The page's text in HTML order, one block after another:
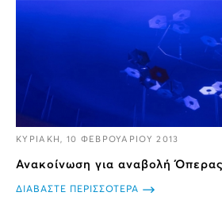
ΚΥΡΙΑΚΗ, 10 ΦΕΒΡΟΥΑΡΙΟΥ 2013
Ανακοίνωση για αναβολή
ΔΙΑΒΑΣΤΕ ΠΕΡΙΣΣΟΤΕΡΑ